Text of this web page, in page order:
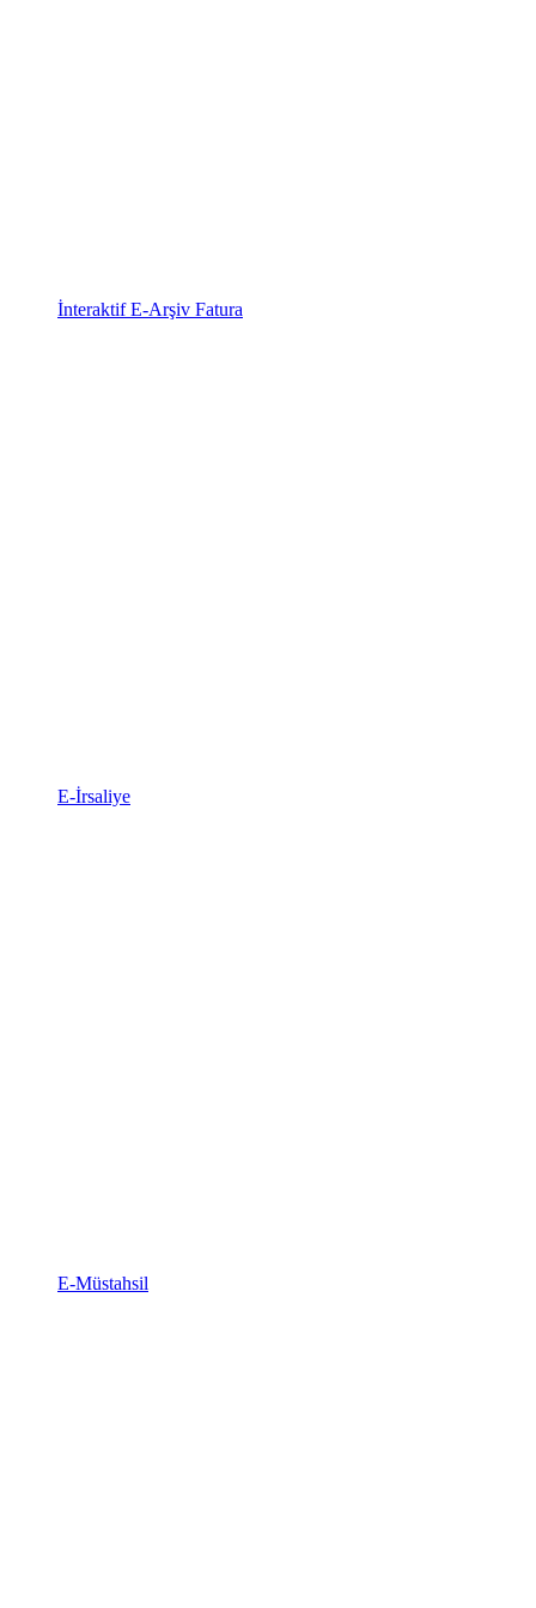
İnteraktif E-Arşiv Fatura
E-İrsaliye
E-Müstahsil